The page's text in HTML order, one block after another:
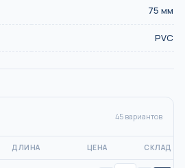
75 мм
PVC
45 вариантов
ДЛИНА ЦЕНА СКЛАД